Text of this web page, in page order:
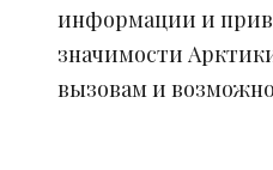
информации и
значимости
вызовам и